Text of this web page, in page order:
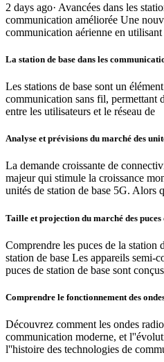
2 days ago· Avancées dans les
communication améliorée Une
communication aérienne en
La station de base dans les
Les stations de base sont un
communication sans fil, permettant
entre les utilisateurs et le réseau de
Analyse et prévisions du marché des
La demande croissante de
majeur qui stimule la croissance
unités de station de base 5G. Alors
Taille et projection du marché des puces
Comprendre les puces de la station
station de base Les appareils semi-
puces de station de base sont conçus
Comprendre le fonctionnement des
Découvrez comment les ondes
communication moderne, et
l''histoire des technologies de